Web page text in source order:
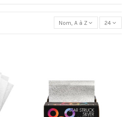
Nom, A à Z 24